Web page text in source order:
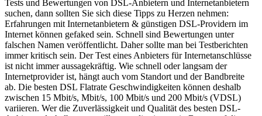
Tests und Bewertungen von DSL-Anbietern und Internetanbietern
suchen, dann sollten Sie sich diese Tipps zu Herzen nehmen:
Erfahrungen mit Internetanbietern & günstigen DSL-Providern im
Internet können gefaked sein. Schnell sind Bewertungen unter
falschen Namen veröffentlicht. Daher sollte man bei Testberichten
immer kritisch sein. Der Test eines Anbieters für Internetanschlüsse
ist nicht immer aussagekräftig. Wie schnell oder langsam der
Internetprovider ist, hängt auch vom Standort und der Bandbreite
ab. Die besten DSL Flatrate Geschwindigkeiten können deshalb
zwischen 15 Mbit/s, Mbit/s, 100 Mbit/s und 200 Mbit/s (VDSL)
variieren. Wer die Zuverlässigkeit und Qualität des besten DSL-